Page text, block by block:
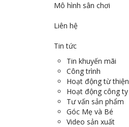
Mô hình sân chơi
Liên hệ
Tin tức
Tin khuyến mãi
Công trình
Hoạt động từ thiện
Hoạt động công ty
Tư vấn sản phẩm
Góc Mẹ và Bé
Video sản xuất